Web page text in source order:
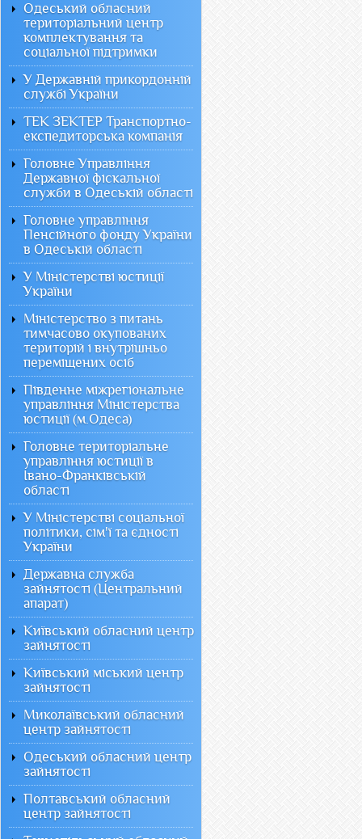
Одеський обласний
територіальний центр
комплектування та
соціальної підтримки
У Державній прикордонній
службі України
ТЕК ЗЕКТЕР Транспортно-
експедиторська компанія
Головне Управління
Державної фіскальної
служби в Одеській області
Головне управління
Пенсійного фонду України
в Одеській області
У Міністерстві юстиції
України
Міністерство з питань
тимчасово окупованих
територій і внутрішньо
переміщених осіб
Південне міжрегіональне
управління Міністерства
юстиції (м.Одеса)
Головне територіальне
управління юстиції в
Івано-Франківській
області
У Міністерстві соціальної
політики, сім'ї та єдності
України
Державна служба
зайнятості (Центральний
апарат)
Київський обласний центр
зайнятості
Київський міський центр
зайнятості
Миколаївський обласний
центр зайнятості
Одеський обласний центр
зайнятості
Полтавський обласний
центр зайнятості